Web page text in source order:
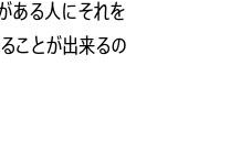
ある人にそれを
ることが出来るの